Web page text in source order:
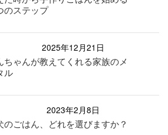
のステップ
2025年12月21日
ちゃんが教えてくれる家族のメ
ル
2023年2月8日
のごはん、どれを選びますか？